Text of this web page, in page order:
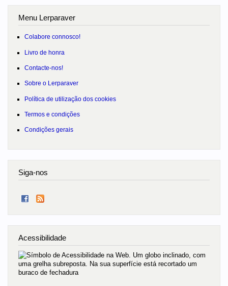
Menu Lerparaver
Colabore connosco!
Livro de honra
Contacte-nos!
Sobre o Lerparaver
Política de utilização dos cookies
Termos e condições
Condições gerais
Siga-nos
Acessibilidade